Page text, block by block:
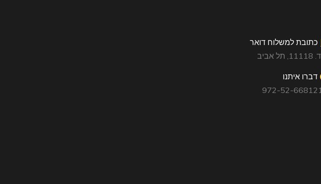
כתובת למשלוח דואר
אביב
דברו איתנו
972-52-